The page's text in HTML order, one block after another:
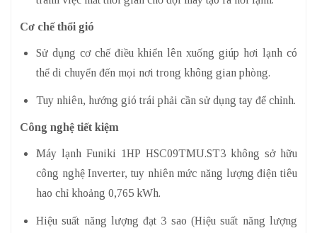
Cơ chế thổi gió
Sử dụng cơ chế điều khiển lên xuống giúp hơi lạnh có
thể di chuyển đến mọi nơi trong không gian phòng.
Tuy nhiên, hướng gió trái phải cần sử dụng tay để chỉnh.
Công nghệ tiết kiệm
Máy lạnh Funiki 1HP HSC09TMU.ST3 không sở hữu
công nghệ Inverter, tuy nhiên mức năng lượng điện tiêu
hao chỉ khoảng 0,765 kWh.
Hiệu suất năng lượng đạt 3 sao (Hiệu suất năng lượng